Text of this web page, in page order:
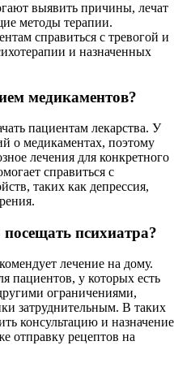
выявить причины, лечат
методы терапии.
справиться с тревогой и
и назначенных
медикаментов?
пациентам лекарства. У
о медикаментах, поэтому
лечения для конкретного
справиться с
таких как депрессия,
психиатра?
лечение на дому.
пациентов, у которых есть
ограничениями,
затруднительным. В таких
консультацию и назначение
отправку рецептов на